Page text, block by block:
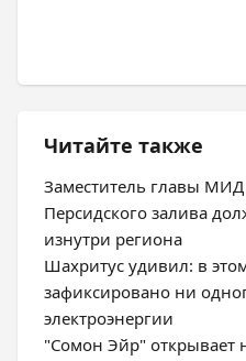
Читайте также
Заместитель главы МИД
Персидского залива
изнутри региона
Шахритус удивил: в
зафиксировано ни
электроэнергии
"Сомон Эйр" открывает